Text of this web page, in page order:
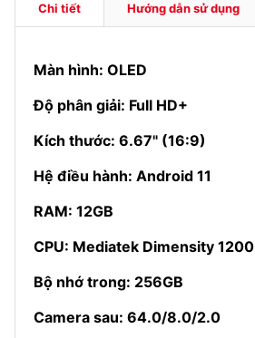
Chi tiết Hướng dẫn sử dụng
Màn hình: OLED
Độ phân giải: Full HD+
Kích thước: 6.67" (16:9)
Hệ điều hành: Android 11
RAM: 12GB
CPU: Mediatek Dimensity 1200
Bộ nhớ trong: 256GB
Camera sau: 64.0/8.0/2.0